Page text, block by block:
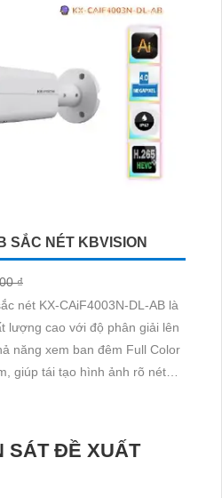
SẮC NÉT KBVISION
₫
nét KX-CAiF4003N-DL-AB là
lượng cao với độ phân giải lên
giúp tái tạo hình ảnh rõ nét
SÁT ĐỀ XUẤT